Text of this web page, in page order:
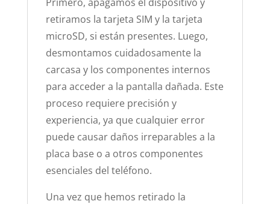
retiramos la tarjeta SIM y la tarjeta
microSD, si están presentes. Luego,
desmontamos cuidadosamente la
carcasa y los componentes internos
para acceder a la pantalla dañada. Este
proceso requiere precisión y
experiencia, ya que cualquier error
puede causar daños irreparables a la
placa base o a otros componentes
esenciales del teléfono.
Una vez que hemos retirado la